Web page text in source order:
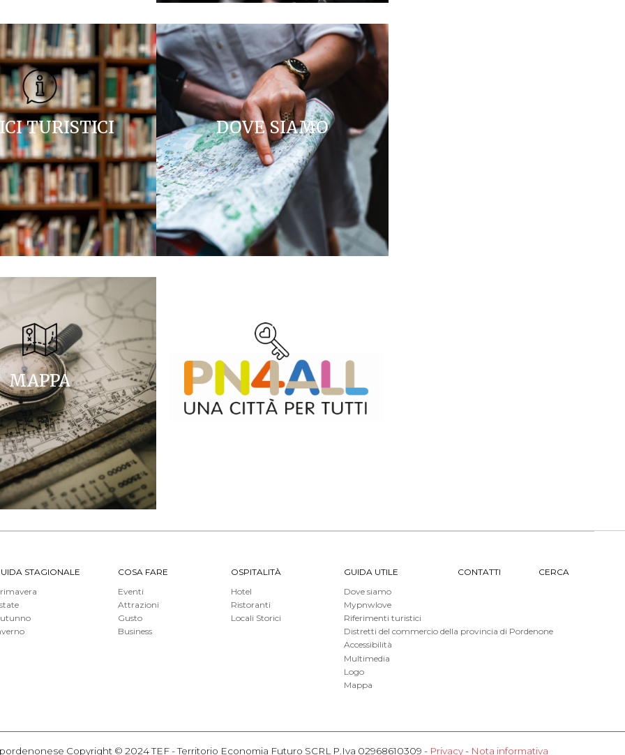
TURISTICI DOVE SIAMO
MAPPA
STAGIONALE
COSA FARE
Eventi
Attrazioni
Gusto
Business
OSPITALITÀ
Hotel
Ristoranti
Locali Storici
GUIDA UTILE
Dove siamo
Mypnwlove
Riferimenti turistici
Distretti del commercio della provincia di Pordenone
Accessibilità
Multimedia
Logo
Mappa
CONTATTI CERCA
Copyright © 2024 TEF - Territorio Economia Futuro SCRL P.Iva 02968610309 - Privacy - Nota informativa